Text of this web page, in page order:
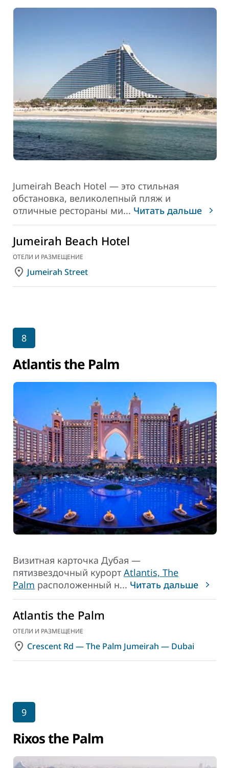
Jumeirah Beach Hotel — это стильная
обстановка, великолепный пляж и
отличные рестораны ми... Читать дальше
Jumeirah Beach Hotel
ОТЕЛИ И РАЗМЕЩЕНИЕ
Jumeirah Street
8
Atlantis the Palm
Визитная карточка Дубая —
пятизвездочный курорт Atlantis, The
Palm расположенный н... Читать дальше
Atlantis the Palm
ОТЕЛИ И РАЗМЕЩЕНИЕ
Crescent Rd — The Palm Jumeirah — Dubai
9
Rixos the Palm